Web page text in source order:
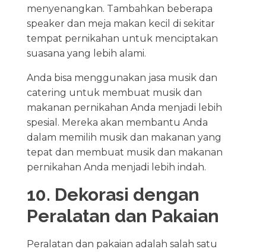
menyenangkan. Tambahkan beberapa
speaker dan meja makan kecil di sekitar
tempat pernikahan untuk menciptakan
suasana yang lebih alami.
Anda bisa menggunakan jasa musik dan
catering untuk membuat musik dan
makanan pernikahan Anda menjadi lebih
spesial. Mereka akan membantu Anda
dalam memilih musik dan makanan yang
tepat dan membuat musik dan makanan
pernikahan Anda menjadi lebih indah.
10. Dekorasi dengan
Peralatan dan Pakaian
Peralatan dan pakaian adalah salah satu